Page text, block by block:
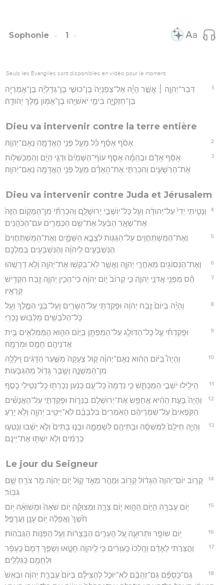
Sophonie 1
Seuls les Évangiles sont disponibles en vidéo pour le moment.
1
דְּבַר־יְהוָ֣ה ׀ אֲשֶׁ֣ר הָיָ֗ה אֶל־צְפַנְיָה֙ בֶּן־כּוּשִׁ֣י בֶן־גְּדַלְיָ֔ה בֶּן־אֲמַרְיָ֖ה
בֶּן־חִזְקִיָּ֑ה בִּימֵ֛י יֹאשִׁיָּ֥הוּ בֶן־אָמ֖וֹן מֶ֥לֶךְ יְהוּדָֽה׃
Dieu va intervenir contre la terre entière
2 אָסֹ֨ף אָסֵ֜ף כֹּ֗ל מֵעַ֛ל פְּנֵ֥י הָאֲדָמָ֖ה נְאֻם־יְהוָֽה׃
3
אָסֵ֨ף אָדָ֜ם וּבְהֵמָ֗ה אָסֵ֤ף עוֹף־הַשָּׁמַ֙יִם֙ וּדְגֵ֣י הַיָּ֔ם וְהַמַּכְשֵׁל֖וֹת
אֶת־הָרְשָׁעִ֑ים וְהִכְרַתִּ֣י אֶת־הָאָדָ֗ם מֵעַ֛ל פְּנֵ֥י הָאֲדָמָ֖ה נְאֻם־יְהוָֽה׃
Dieu va intervenir contre Juda et Jérusalem
4
וְנָטִ֤יתִי יָדִי֙ עַל־יְהוּדָ֔ה וְעַ֖ל כָּל־יוֹשְׁבֵ֣י יְרוּשָׁלִָ֑ם וְהִכְרַתִּ֞י מִן־הַמָּק֤וֹם הַזֶּה֙
אֶת־שְׁאָ֣ר הַבַּ֔עַל אֶת־שֵׁ֥ם הַכְּמָרִ֖ים עִם־הַכֹּהֲנִֽים׃
5
וְאֶת־הַמִּשְׁתַּחֲוִ֥ים עַל־הַגַּגּ֖וֹת לִצְבָ֣א הַשָּׁמָ֑יִם וְאֶת־הַמִּֽשְׁתַּחֲוִים֙
הַנִּשְׁבָּעִ֣ים לַֽיהוָ֔ה וְהַנִּשְׁבָּעִ֖ים בְּמַלְכָּֽם׃
6 וְאֶת־הַנְּסוֹגִ֖ים מֵאַחֲרֵ֣י יְהוָ֑ה וַאֲשֶׁ֛ר לֹֽא־בִקְשׁ֥וּ אֶת־יְהוָ֖ה וְלֹ֥א דְרָשֻֽׁהוּ׃
7
הַ֕ס מִפְּנֵ֖י אֲדֹנָ֣י יְהוִ֑ה כִּ֤י קָרוֹב֙ י֣וֹם יְהוָ֔ה כִּֽי־הֵכִ֧ין יְהוָ֛ה זֶ֖בַח הִקְדִּ֥ישׁ
קְרֻאָֽיו׃
8
וְהָיָ֗ה בְּיוֹם֙ זֶ֣בַח יְהוָ֔ה וּפָקַדְתִּ֥י עַל־הַשָּׂרִ֖ים וְעַל־בְּנֵ֣י הַמֶּ֑לֶךְ וְעַ֥ל
כָּל־הַלֹּבְשִׁ֖ים מַלְבּ֥וּשׁ נָכְרִֽי׃
9
וּפָקַדְתִּ֗י עַ֧ל כָּל־הַדּוֹלֵ֛ג עַל־הַמִּפְתָּ֖ן בַּיּ֣וֹם הַה֑וּא הַֽמְמַלְאִ֛ים בֵּ֥ית
אֲדֹנֵיהֶ֖ם חָמָ֥ס וּמִרְמָֽה׃
10
וְהָיָה֩ בַיּ֨וֹם הַה֜וּא נְאֻם־יְהוָ֗ה ק֤וֹל צְעָקָה֙ מִשַּׁ֣עַר הַדָּגִ֔ים וִֽילָלָ֖ה
מִן־הַמִּשְׁנֶ֑ה וְשֶׁ֥בֶר גָּד֖וֹל מֵהַגְּבָעֽוֹת׃
11 הֵילִ֖ילוּ יֹשְׁבֵ֣י הַמַּכְתֵּ֑שׁ כִּ֤י נִדְמָה֙ כָּל־עַ֣ם כְּנַ֔עַן נִכְרְת֖וּ כָּל־נְטִ֥ילֵי כָֽסֶף׃
12
וְהָיָה֙ בָּעֵ֣ת הַהִ֔יא אֲחַפֵּ֥שׂ אֶת־יְרוּשָׁלִַ֖ם בַּנֵּר֑וֹת וּפָקַדְתִּ֣י עַל־הָאֲנָשִׁ֗ים
הַקֹּֽפְאִים֙ עַל־שִׁמְרֵיהֶ֔ם הָאֹֽמְרִים֙ בִּלְבָבָ֔ם לֹֽא־יֵיטִ֥יב יְהוָ֖ה וְלֹ֥א יָרֵֽעַ׃
13
וְהָיָ֤ה חֵילָם֙ לִמְשִׁסָּ֔ה וּבָתֵּיהֶ֖ם לִשְׁמָמָ֑ה וּבָנ֤וּ בָתִּים֙ וְלֹ֣א יֵשֵׁ֔בוּ וְנָטְע֣וּ
כְרָמִ֔ים וְלֹ֥א יִשְׁתּ֖וּ אֶת־יֵינָֽם׃
Le jour du Seigneur
14
קָר֤וֹב יוֹם־יְהוָה֙ הַגָּד֔וֹל קָר֖וֹב וּמַהֵ֣ר מְאֹ֑ד ק֚וֹל י֣וֹם יְהוָ֔ה מַ֥ר צֹרֵ֖חַ שָׁ֥ם
גִּבּֽוֹר׃
15
י֥וֹם עֶבְרָ֖ה הַיּ֣וֹם הַה֑וּא י֧וֹם צָרָ֣ה וּמְצוּקָ֗ה י֤וֹם שֹׁאָה֙ וּמְשׁוֹאָ֔ה י֥וֹם
חֹ֙שֶׁךְ֙ וַאֲפֵלָ֔ה י֥וֹם עָנָ֖ן וַעֲרָפֶֽל׃
16 י֥וֹם שׁוֹפָ֖ר וּתְרוּעָ֑ה עַ֚ל הֶעָרִ֣ים הַבְּצֻר֔וֹת וְעַ֖ל הַפִּנּ֥וֹת הַגְּבֹהֽוֹת׃
17
וַהֲצֵרֹ֣תִי לָאָדָ֗ם וְהָֽלְכוּ֙ כַּֽעִוְרִ֔ים כִּ֥י לַֽיהוָ֖ה חָטָ֑אוּ וְשֻׁפַּ֤ךְ דָּמָם֙ כֶּֽעָפָ֔ר
וּלְחֻמָ֖ם כַּגְּלָלִֽים׃
18
גַּם־כַּסְפָּ֨ם גַּם־זְהָבָ֜ם לֹֽא־יוּכַ֣ל לְהַצִּילָ֗ם בְּיוֹם֙ עֶבְרַ֣ת יְהוָ֔ה וּבְאֵשׁ֙